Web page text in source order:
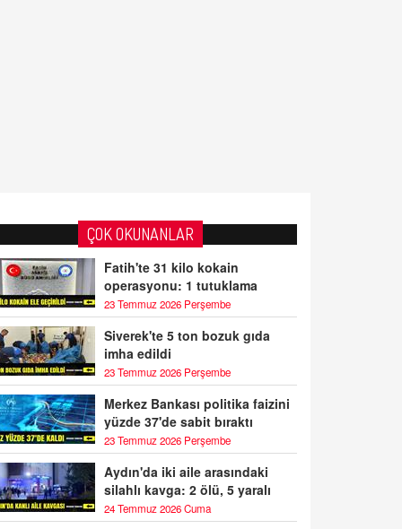
ÇOK OKUNANLAR
Fatih'te 31 kilo kokain
operasyonu: 1 tutuklama
23 Temmuz 2026 Perşembe
Siverek'te 5 ton bozuk gıda
imha edildi
23 Temmuz 2026 Perşembe
Merkez Bankası politika faizini
yüzde 37'de sabit bıraktı
23 Temmuz 2026 Perşembe
Aydın'da iki aile arasındaki
silahlı kavga: 2 ölü, 5 yaralı
24 Temmuz 2026 Cuma